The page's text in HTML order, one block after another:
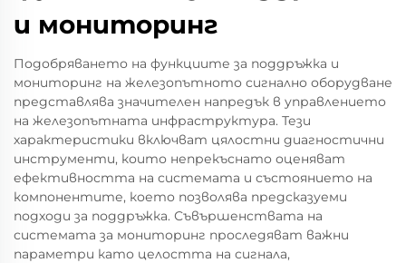
и мониторинг
Подобряването на функциите за поддръжка и
мониторинг на железопътното сигнално оборудване
представлява значителен напредък в управлението
на железопътната инфраструктура. Тези
характеристики включват цялостни диагностични
инструменти, които непрекъснато оценяват
ефективността на системата и състоянието на
компонентите, което позволява предсказуеми
подходи за поддръжка. Съвършенствата на
системата за мониторинг проследяват важни
параметри като целостта на сигнала,